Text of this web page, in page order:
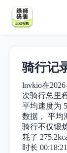
骑行记
lnvkio在
次骑行总里
平均速度为
数据， 平均
骑行不仅锻
耗了
时长